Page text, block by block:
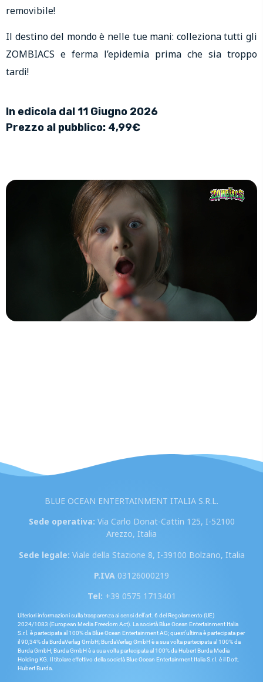
removibile!
Il destino del mondo è nelle tue mani: colleziona tutti gli
ZOMBIACS e ferma l’epidemia prima che sia troppo
tardi!
In edicola dal 11 Giugno 2026
Prezzo al pubblico: 4,99€
BLUE OCEAN ENTERTAINMENT ITALIA S.R.L.
Sede operativa: Via Carlo Donat-Cattin 125, I-52100
Arezzo, Italia
Sede legale: Viale della Stazione 8, I-39100 Bolzano, Italia
P.IVA 03126000219
Tel: +39 0575 1713401
Ulteriori informazioni sulla trasparenza ai sensi dell’art. 6 del Regolamento (UE)
2024/1083 (European Media Freedom Act). La società Blue Ocean Entertainment Italia
S.r.l. è partecipata al 100% da Blue Ocean Entertainment AG; quest’ultima è partecipata per
il 90,34% da BurdaVerlag GmbH; BurdaVerlag GmbH è a sua volta partecipata al 100% da
Burda GmbH; Burda GmbH è a sua volta partecipata al 100% da Hubert Burda Media
Holding KG. Il titolare effettivo della società Blue Ocean Entertainment Italia S.r.l. è il Dott.
Hubert Burda.